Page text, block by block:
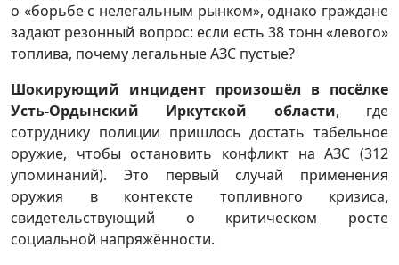
о «борьбе с нелегальным рынком», однако граждане
задают резонный вопрос: если есть 38 тонн «левого»
топлива, почему легальные АЗС пустые?
Шокирующий инцидент произошёл в посёлке
Усть-Ордынский Иркутской области, где
сотруднику полиции пришлось достать табельное
оружие, чтобы остановить конфликт на АЗС (312
упоминаний). Это первый случай применения
оружия в контексте топливного кризиса,
свидетельствующий о критическом росте
социальной напряжённости.